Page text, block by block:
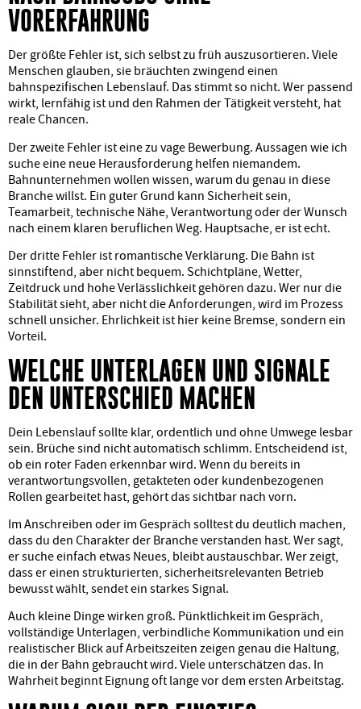
VORERFAHRUNG
Der größte Fehler ist, sich selbst zu früh auszusortieren. Viele
Menschen glauben, sie bräuchten zwingend einen
bahnspezifischen Lebenslauf. Das stimmt so nicht. Wer passend
wirkt, lernfähig ist und den Rahmen der Tätigkeit versteht, hat
reale Chancen.
Der zweite Fehler ist eine zu vage Bewerbung. Aussagen wie ich
suche eine neue Herausforderung helfen niemandem.
Bahnunternehmen wollen wissen, warum du genau in diese
Branche willst. Ein guter Grund kann Sicherheit sein,
Teamarbeit, technische Nähe, Verantwortung oder der Wunsch
nach einem klaren beruflichen Weg. Hauptsache, er ist echt.
Der dritte Fehler ist romantische Verklärung. Die Bahn ist
sinnstiftend, aber nicht bequem. Schichtpläne, Wetter,
Zeitdruck und hohe Verlässlichkeit gehören dazu. Wer nur die
Stabilität sieht, aber nicht die Anforderungen, wird im Prozess
schnell unsicher. Ehrlichkeit ist hier keine Bremse, sondern ein
Vorteil.
WELCHE UNTERLAGEN UND SIGNALE
DEN UNTERSCHIED MACHEN
Dein Lebenslauf sollte klar, ordentlich und ohne Umwege lesbar
sein. Brüche sind nicht automatisch schlimm. Entscheidend ist,
ob ein roter Faden erkennbar wird. Wenn du bereits in
verantwortungsvollen, getakteten oder kundenbezogenen
Rollen gearbeitet hast, gehört das sichtbar nach vorn.
Im Anschreiben oder im Gespräch solltest du deutlich machen,
dass du den Charakter der Branche verstanden hast. Wer sagt,
er suche einfach etwas Neues, bleibt austauschbar. Wer zeigt,
dass er einen strukturierten, sicherheitsrelevanten Betrieb
bewusst wählt, sendet ein starkes Signal.
Auch kleine Dinge wirken groß. Pünktlichkeit im Gespräch,
vollständige Unterlagen, verbindliche Kommunikation und ein
realistischer Blick auf Arbeitszeiten zeigen genau die Haltung,
die in der Bahn gebraucht wird. Viele unterschätzen das. In
Wahrheit beginnt Eignung oft lange vor dem ersten Arbeitstag.